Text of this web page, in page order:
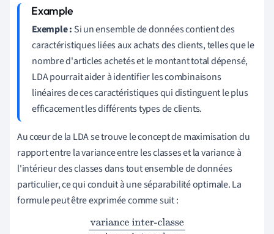
Exemple : Si un ensemble de données contient des
caractéristiques liées aux achats des clients, telles que le
nombre d'articles achetés et le montant total dépensé,
LDA pourrait aider à identifier les combinaisons
linéaires de ces caractéristiques qui distinguent le plus
efficacement les différents types de clients.
Au cœur de la LDA se trouve le concept de maximisation du
rapport entre la variance entre les classes et la variance à
l'intérieur des classes dans tout ensemble de données
particulier, ce qui conduit à une séparabilité optimale. La
formule peut être exprimée comme suit :
variance inter-classevariance intra-classe